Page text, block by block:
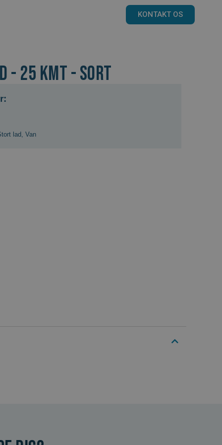
KONTAKT OS
- 25 kmt - Sort
lad Van